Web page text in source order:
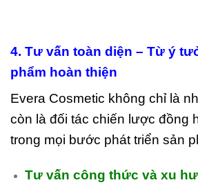
4. Tư vấn toàn diện – Từ ý
phẩm hoàn thiện
Evera Cosmetic không chỉ là
còn là đối tác chiến lược đồng
trong mọi bước phát triển sản
Tư vấn công thức và xu